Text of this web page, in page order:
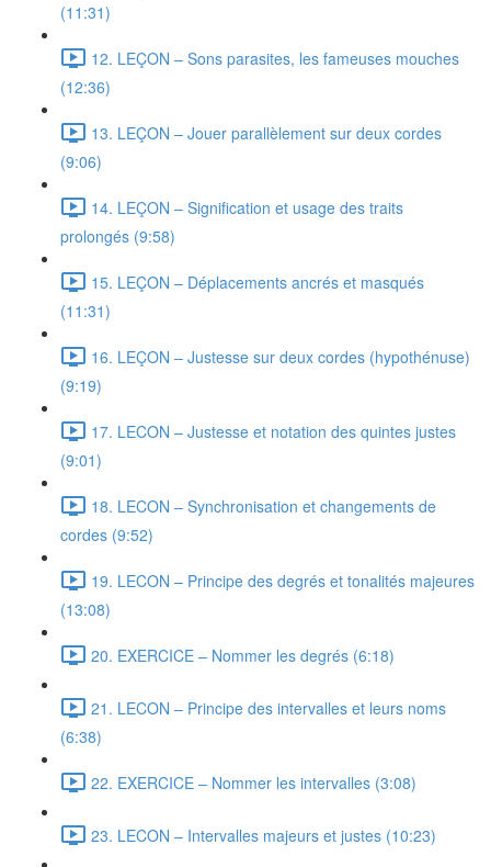
(11:31)
12. LEÇON – Sons parasites, les fameuses mouches
(12:36)
13. LEÇON – Jouer parallèlement sur deux cordes
(9:06)
14. LEÇON – Signification et usage des traits
prolongés (9:58)
15. LEÇON – Déplacements ancrés et masqués
(11:31)
16. LEÇON – Justesse sur deux cordes (hypothénuse)
(9:19)
17. LECON – Justesse et notation des quintes justes
(9:01)
18. LECON – Synchronisation et changements de
cordes (9:52)
19. LECON – Principe des degrés et tonalités majeures
(13:08)
20. EXERCICE – Nommer les degrés (6:18)
21. LECON – Principe des intervalles et leurs noms
(6:38)
22. EXERCICE – Nommer les intervalles (3:08)
23. LECON – Intervalles majeurs et justes (10:23)